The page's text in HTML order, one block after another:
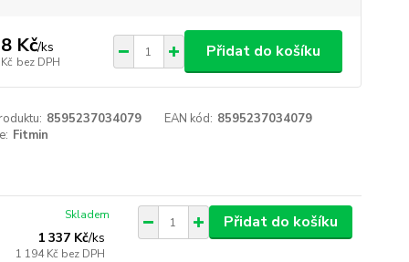
Kč/ks
bez DPH
Přidat do košíku
8595237034079 EAN kód: 8595237034079
Fitmin
1 337 Kč/ks
1 194 Kč bez DPH
Skladem Přidat do košíku